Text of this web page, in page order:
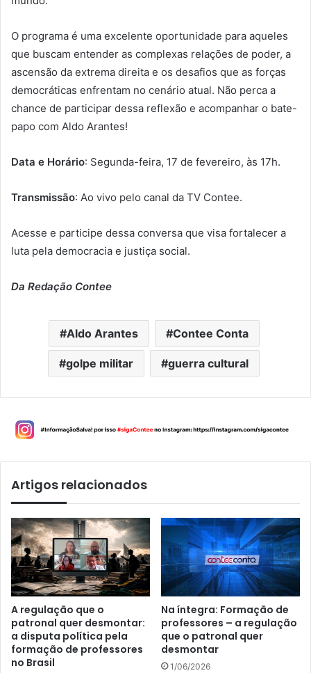
O programa é uma excelente oportunidade para aqueles
que buscam entender as complexas relações de poder, a
ascensão da extrema direita e os desafios que as forças
democráticas enfrentam no cenário atual. Não perca a
chance de participar dessa reflexão e acompanhar o bate-
papo com Aldo Arantes!
Data e Horário: Segunda-feira, 17 de fevereiro, às 17h.
Transmissão: Ao vivo pelo canal da TV Contee.
Acesse e participe dessa conversa que visa fortalecer a
luta pela democracia e justiça social.
Da Redação Contee
Aldo Arantes Contee Conta
golpe militar guerra cultural
Artigos relacionados
A regulação que o
patronal quer desmontar:
a disputa política pela
formação de professores
no Brasil
Na íntegra: Formação de
professores – a regulação
que o patronal quer
desmontar
1/06/2026